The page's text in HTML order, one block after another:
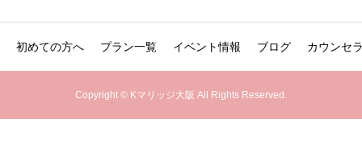
初めての方へ プラン一覧 イベント情報 ブログ カウンセ
Copyright © Kマリッジ大阪 All Rights Reserved.